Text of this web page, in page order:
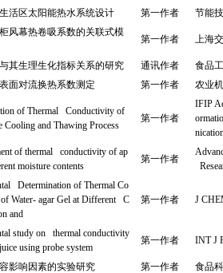
活区太阳能热水系统设计 第一作者 节能
风幕热卷吸系数的关联式模
第一作者 上海
其生理生化指标关系的研究 通讯作者
食品
面对流换热系数测定 第一作者 农业
of Thermal Conductivity of
Cooling and Thawing Process
第一作者
IFIP
of thermal conductivity of ap
moisture contents
第一作者
Determination of Thermal Co
Water- agar Gel at Different C
and
第一作者 J
study on thermal conductivity
using probe system
第一作者 INT J
影响因素的实验研究 第一作者 食品